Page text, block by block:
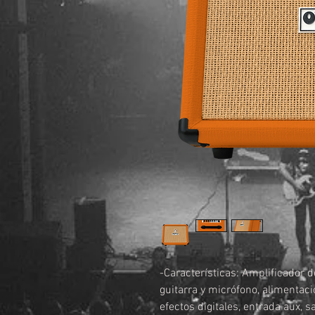
-Características: Amplificador
guitarra y micrófono,
efectos digitales, entrada aux,